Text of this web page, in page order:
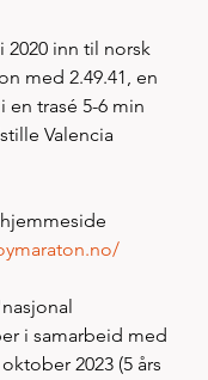
2020 inn til norsk
med 2.49.41, en
en trasé 5-6 min
Valencia
i samarbeid med
2023 (5 års